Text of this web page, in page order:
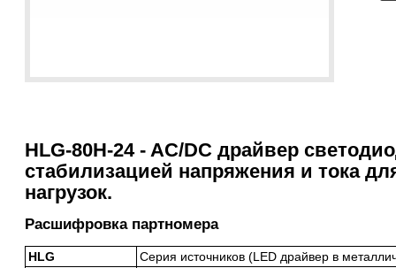
HLG-80H-24 - AC/DC драйвер
стабилизацией напряжения и тока
нагрузок.
Расшифровка партномера
HLG
Серия источников (LED драйвер в